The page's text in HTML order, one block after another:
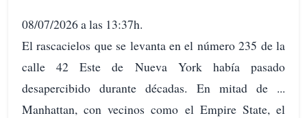
08/07/2026 a las 13:37h.
El rascacielos que se levanta en el número 235 de la
calle 42 Este de Nueva York había pasado
desapercibido durante décadas. En mitad de ...
Manhattan, con vecinos como el Empire State, el